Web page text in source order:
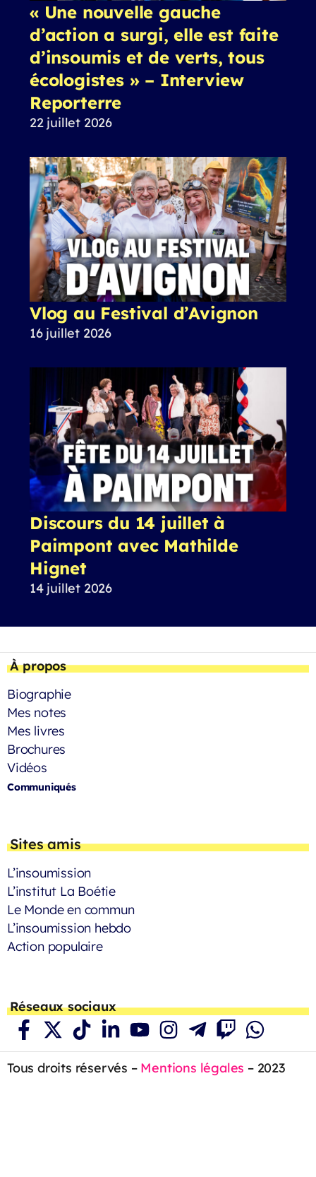
« Une nouvelle gauche
d’action a surgi, elle est faite
d’insoumis et de verts, tous
écologistes » – Interview
Reporterre
22 juillet 2026
Vlog au Festival d’Avignon
16 juillet 2026
Discours du 14 juillet à
Paimpont avec Mathilde
Hignet
14 juillet 2026
À propos
Biographie
Mes notes
Mes livres
Brochures
Vidéos
Communiqués
Sites amis
L’insoumission
L’institut La Boétie
Le Monde en commun
L’insoumission hebdo
Action populaire
Réseaux sociaux
Tous droits réservés – Mentions légales – 2023